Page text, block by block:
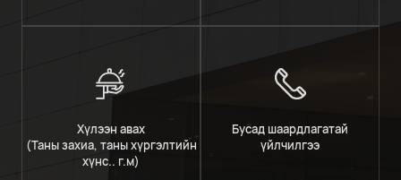
Хүлээн авах
(Таны захиа, таны хүргэлтийн
хүнс.. г.м)
Бусад шаардлагатай
үйлчилгээ